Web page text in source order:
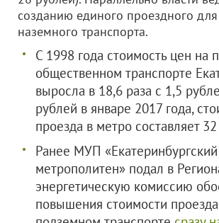
созданию единого проездного
наземного транспорта.
С 1998 года стоимость цен на
общественном транспорте
выросла в 18,6 раза с 1,5
рублей в январе 2017 года,
проезда в метро составляет
Ранее МУП «Екатеринбургский
метрополитен» подал в
энергетическую комиссию
повышения стоимости